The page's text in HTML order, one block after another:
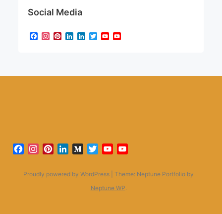
Social Media
Facebook
Instagram
Pinterest
LinkedIn
LinkedIn
TwitterYouTube
Facebook
Instagram
PinterestLinkedInMediumTwitterYouTube
Proudly powered by WordPress
Theme: Neptune Portfolio by
Neptune WP.